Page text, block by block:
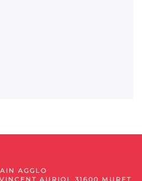
AGGLO
AURIOL 31600 MURET